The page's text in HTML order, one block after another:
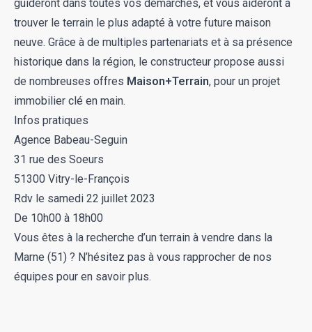
guideront dans toutes vos démarches, et vous aideront à
trouver le terrain le plus adapté à votre future maison
neuve. Grâce à de multiples partenariats et à sa présence
historique dans la région, le constructeur propose aussi
de nombreuses offres Maison+Terrain, pour un projet
immobilier clé en main.
Infos pratiques
Agence Babeau-Seguin
31 rue des Soeurs
51300 Vitry-le-François
Rdv le samedi 22 juillet 2023
De 10h00 à 18h00
Vous êtes à la recherche d’un terrain à vendre dans la
Marne (51) ? N’hésitez pas à vous rapprocher de nos
équipes pour en savoir plus.